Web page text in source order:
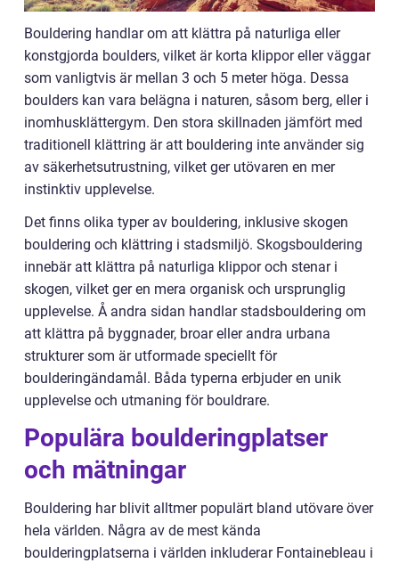
Bouldering handlar om att klättra på naturliga eller
konstgjorda boulders, vilket är korta klippor eller väggar
som vanligtvis är mellan 3 och 5 meter höga. Dessa
boulders kan vara belägna i naturen, såsom berg, eller i
inomhusklättergym. Den stora skillnaden jämfört med
traditionell klättring är att bouldering inte använder sig
av säkerhetsutrustning, vilket ger utövaren en mer
instinktiv upplevelse.
Det finns olika typer av bouldering, inklusive skogen
bouldering och klättring i stadsmiljö. Skogsbouldering
innebär att klättra på naturliga klippor och stenar i
skogen, vilket ger en mera organisk och ursprunglig
upplevelse. Å andra sidan handlar stadsbouldering om
att klättra på byggnader, broar eller andra urbana
strukturer som är utformade speciellt för
boulderingändamål. Båda typerna erbjuder en unik
upplevelse och utmaning för bouldrare.
Populära boulderingplatser
och mätningar
Bouldering har blivit alltmer populärt bland utövare över
hela världen. Några av de mest kända
boulderingplatserna i världen inkluderar Fontainebleau i